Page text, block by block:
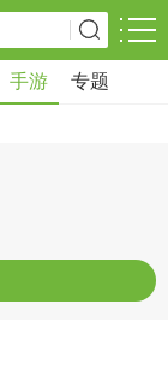
手游 专题